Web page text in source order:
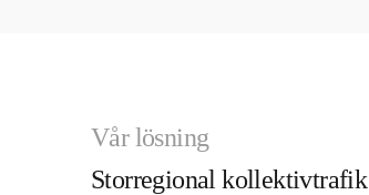
Vår lösning
Storregional kollektivtrafik